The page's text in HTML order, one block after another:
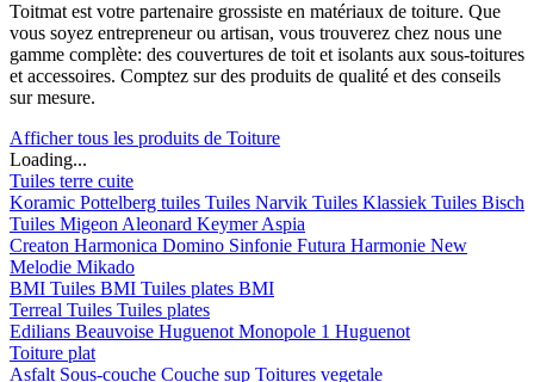
Toitmat est votre partenaire grossiste en matériaux de toiture. Que
vous soyez entrepreneur ou artisan, vous trouverez chez nous une
gamme complète: des couvertures de toit et isolants aux sous-toitures
et accessoires. Comptez sur des produits de qualité et des conseils
sur mesure.
Afficher tous les produits de Toiture
Loading...
Tuiles terre cuite
Koramic Pottelberg tuiles Tuiles Narvik Tuiles Klassiek Tuiles Bisch
Tuiles Migeon Aleonard KeymerAspia
Creaton Harmonica Domino Sinfonie Futura Harmonie New
Melodie Mikado
BMI Tuiles BMI Tuiles plates BMI
Terreal Tuiles Tuiles plates
Edilians Beauvoise Huguenot Monopole 1 Huguenot
Toiture plat
Asfalt Sous-couche Couche sup Toitures vegetale